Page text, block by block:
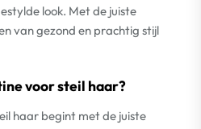
look. Met de juiste
van gezond en prachtig stijl
voor steil haar?
haar begint met de juiste